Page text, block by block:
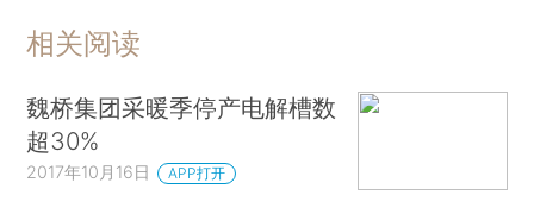
相关阅读
魏桥集团采暖季停产电解槽数
超30%
2017年10月16日 APP打开